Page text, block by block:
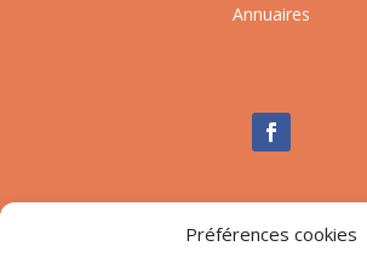
Préférences cookies
Annuaires
Nous contacter